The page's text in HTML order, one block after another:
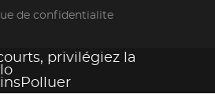
de confidentialite
privilégiez la